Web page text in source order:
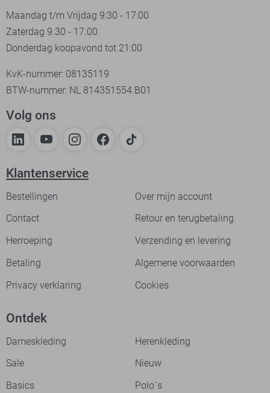
Maandag t/m Vrijdag 9:30 - 17:00
Zaterdag 9.30 - 17.00
Donderdag koopavond tot 21:00
KvK-nummer: 08135119
BTW-nummer: NL 814351554.B01
Volg ons
Klantenservice
Bestellingen
Over mijn account
Contact
Retour en terugbetaling
Herroeping
Verzending en levering
Betaling
Algemene voorwaarden
Privacy verklaring
Cookies
Ontdek
Dameskleding
Herenkleding
Sale
Nieuw
Basics
Polo`s